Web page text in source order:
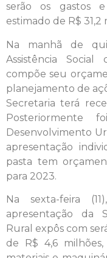
serão os gastos
estimado de R$ 31,2
Na manhã de
Assistência
compõe seu
planejamento de
Secretaria terá
Posteriormente
Desenvolvimento
apresentação
pasta tem
para 2023.
Na sexta-feira
apresentação da
Rural expôs com
de R$ 4,6